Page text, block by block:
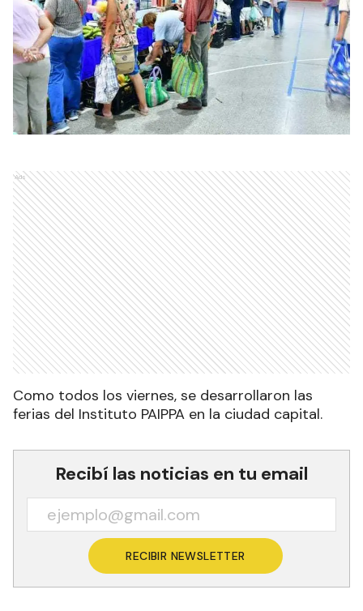
Ads
Como todos los viernes, se desarrollaron las
ferias del Instituto PAIPPA en la ciudad capital.
Recibí las noticias en tu email
RECIBIR NEWSLETTER